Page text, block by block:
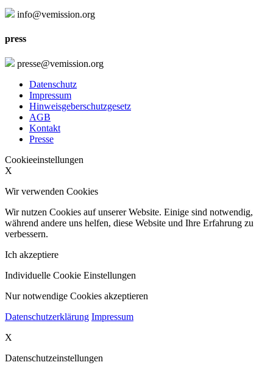
info@vemission.org
press
presse@vemission.org
Datenschutz
Impressum
Hinweisgeberschutzgesetz
AGB
Kontakt
Presse
Cookieeinstellungen
X
Wir verwenden Cookies
Wir nutzen Cookies auf unserer Website. Einige sind notwendig,
während andere uns helfen, diese Website und Ihre Erfahrung zu
verbessern.
Ich akzeptiere
Individuelle Cookie Einstellungen
Nur notwendige Cookies akzeptieren
Datenschutzerklärung Impressum
X
Datenschutzeinstellungen